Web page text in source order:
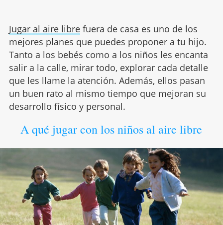
Jugar al aire librefuera de casa es uno de los
mejores planes que puedes proponer a tu hijo.
Tanto a los bebés como a los niños les encanta
salir a la calle, mirar todo, explorar cada detalle
que les llame la atención. Además, ellos pasan
un buen rato al mismo tiempo que mejoran su
desarrollo físico y personal.
A qué jugar con los niños al aire libre